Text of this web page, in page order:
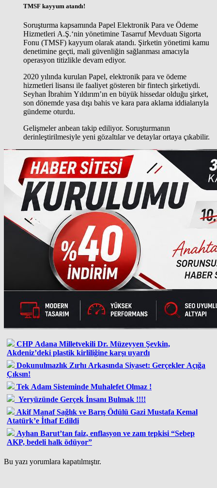
TMSF kayyum atandı!
Soruşturma kapsamında Papel Elektronik Para ve Ödeme
Hizmetleri A.Ş.‘nin yönetimine Tasarruf Mevduatı Sigorta
Fonu (TMSF) kayyum olarak atandı. Şirketin yönetimi kamu
denetimine geçti, mali güvenliğin sağlanması amacıyla
operasyon titizlikle devam ediyor.
2020 yılında kurulan Papel, elektronik para ve ödeme
hizmetleri lisansı ile faaliyet gösteren bir fintech şirketiydi.
Seyhan İbrahim Yıldırım’ın en büyük hissedar olduğu şirket,
son dönemde yasa dışı bahis ve kara para aklama iddialarıyla
gündeme oturdu.
Gelişmeler anbean takip ediliyor. Soruşturmanın
derinleştirilmesiyle yeni gözaltılar ve detaylar ortaya çıkabilir.
CHP Adana Milletvekili Dr. Müzeyyen Şevkin,
Akdeniz’deki plastik kirliliğine karşı uyardı
Dokunulmazlık Zırhı Arkasında Siyaset: Gerçekler Açığa
Çıksın!
Tek Adam Sisteminde Muhalefet Olmaz !
Yeryüzünde Gerçek İnsanı Bulmak !!!!
Akif Manaf Sağlık ve Barış Ödülü Gazi Mustafa Kemal
Atatürk’e İthaf Edildi
Ayhan Barut’tan faiz, enflasyon ve zam tepkisi “Sebep
AKP, bedeli halk ödüyor”
Bu yazı yorumlara kapatılmıştır.